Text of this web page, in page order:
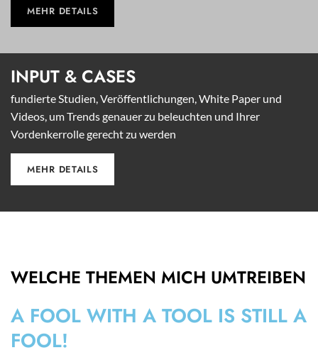
MEHR DETAILS
INPUT & CASES
fundierte Studien, Veröffentlichungen, White Paper und
Videos, um Trends genauer zu beleuchten und Ihrer
Vordenkerrolle gerecht zu werden
MEHR DETAILS
WELCHE THEMEN MICH UMTREIBEN
A FOOL WITH A TOOL IS STILL A
FOOL!